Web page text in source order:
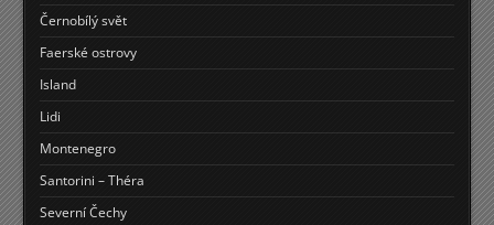
Černobílý svět
Faerské ostrovy
Island
Lidi
Montenegro
Santorini – Théra
Severní Čechy